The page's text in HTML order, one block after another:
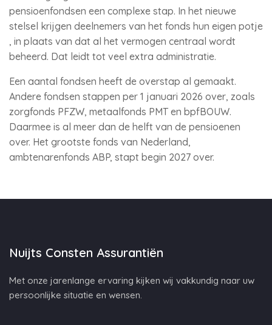
pensioenfondsen een complexe stap. In het nieuwe
stelsel krijgen deelnemers van het fonds hun eigen potje
, in plaats van dat al het vermogen centraal wordt
beheerd. Dat leidt tot veel extra administratie.
Een aantal fondsen heeft de overstap al gemaakt.
Andere fondsen stappen per 1 januari 2026 over, zoals
zorgfonds PFZW, metaalfonds PMT en bpfBOUW.
Daarmee is al meer dan de helft van de pensioenen
over. Het grootste fonds van Nederland,
ambtenarenfonds ABP, stapt begin 2027 over.
Nuijts Consten Assurantiën
Met onze jarenlange ervaring kijken wij vakkundig naar uw
persoonlijke situatie en wensen.